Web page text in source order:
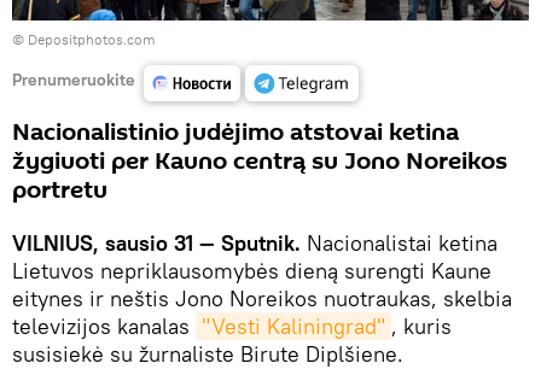
© Depositphotos.com
Prenumeruokite
Nacionalistinio judėjimo atstovai ketina
žygiuoti per Kauno centrą su Jono Noreikos
portretu
VILNIUS, sausio 31 — Sputnik. Nacionalistai ketina
Lietuvos nepriklausomybės dieną surengti Kaune
eitynes ir neštis Jono Noreikos nuotraukas, skelbia
televizijos kanalas "Vesti Kaliningrad" , kuris
susisiekė su žurnaliste Birute Diplšiene.